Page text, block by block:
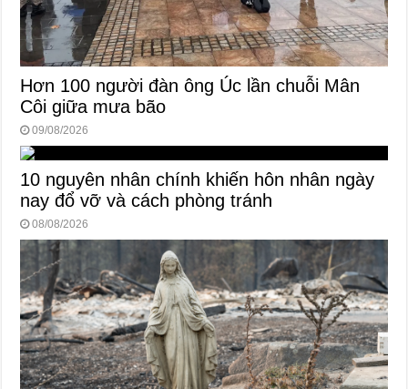
Hơn 100 người đàn ông Úc lần chuỗi Mân
Côi giữa mưa bão
09/08/2026
10 nguyên nhân chính khiến hôn nhân ngày
nay đổ vỡ và cách phòng tránh
08/08/2026